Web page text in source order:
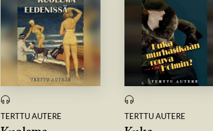
TERTTU AUTERE TERTTU AUTERE